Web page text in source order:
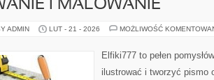
I MALOWANIE
ADMIN LUT - 21 - 2026 MOŻLIWOŚĆ
Elfiki777 to pełen
ilustrować i tworzyć pismo